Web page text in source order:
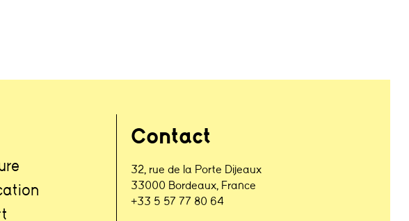
Contact
32, rue de la Porte Dijeaux
33000 Bordeaux, France
+33 5 57 77 80 64